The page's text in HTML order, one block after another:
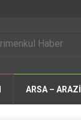
ARSA – ARAZİ